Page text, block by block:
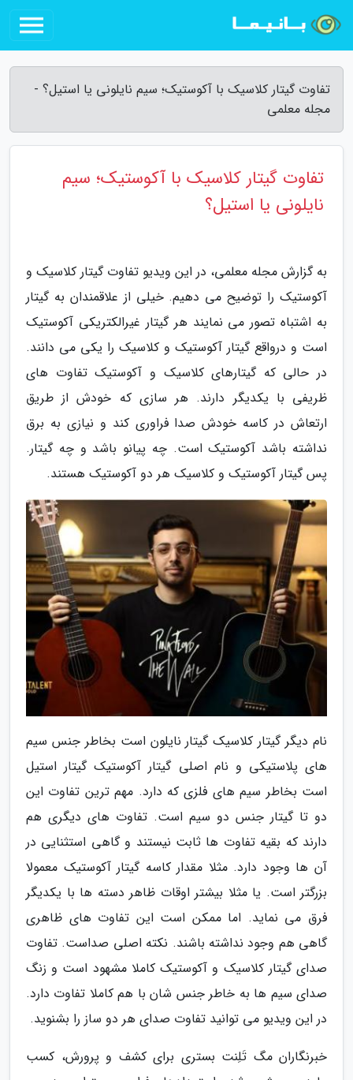
تفاوت گیتار کلاسیک با آکوستیک؛ سیم نایلونی یا استیل؟ -
مجله معلمی
تفاوت گیتار کلاسیک با آکوستیک؛ سیم
نایلونی یا استیل؟
به گزارش مجله معلمی، در این ویدیو تفاوت گیتار کلاسیک و
آکوستیک را توضیح می دهیم. خیلی از علاقمندان به گیتار
به اشتباه تصور می نمایند هر گیتار غیرالکتریکی آکوستیک
است و درواقع گیتار آکوستیک و کلاسیک را یکی می دانند.
در حالی که گیتارهای کلاسیک و آکوستیک تفاوت های
ظریفی با یکدیگر دارند. هر سازی که خودش از طریق
ارتعاش در کاسه خودش صدا فراوری کند و نیازی به برق
نداشته باشد آکوستیک است. چه پیانو باشد و چه گیتار.
پس گیتار آکوستیک و کلاسیک هر دو آکوستیک هستند.
نام دیگر گیتار کلاسیک گیتار نایلون است بخاطر جنس سیم
های پلاستیکی و نام اصلی گیتار آکوستیک گیتار استیل
است بخاطر سیم های فلزی که دارد. مهم ترین تفاوت این
دو تا گیتار جنس دو سیم است. تفاوت های دیگری هم
دارند که بقیه تفاوت ها ثابت نیستند و گاهی استثنایی در
آن ها وجود دارد. مثلا مقدار کاسه گیتار آکوستیک معمولا
بزرگتر است. یا مثلا بیشتر اوقات ظاهر دسته ها با یکدیگر
فرق می نماید. اما ممکن است این تفاوت های ظاهری
گاهی هم وجود نداشته باشند. نکته اصلی صداست. تفاوت
صدای گیتار کلاسیک و آکوستیک کاملا مشهود است و زنگ
صدای سیم ها به خاطر جنس شان با هم کاملا تفاوت دارد.
در این ویدیو می توانید تفاوت صدای هر دو ساز را بشنوید.
خبرنگاران مگ تَلِنت بستری برای کشف و پرورش، کسب